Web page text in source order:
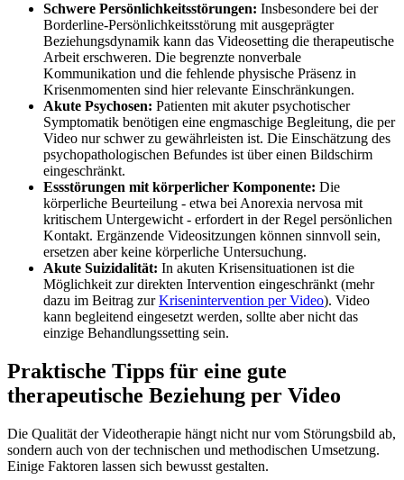
Schwere Persönlichkeitsstörungen: Insbesondere bei der
Borderline-Persönlichkeitsstörung mit ausgeprägter
Beziehungsdynamik kann das Videosetting die therapeutische
Arbeit erschweren. Die begrenzte nonverbale
Kommunikation und die fehlende physische Präsenz in
Krisenmomenten sind hier relevante Einschränkungen.
Akute Psychosen: Patienten mit akuter psychotischer
Symptomatik benötigen eine engmaschige Begleitung, die per
Video nur schwer zu gewährleisten ist. Die Einschätzung des
psychopathologischen Befundes ist über einen Bildschirm
eingeschränkt.
Essstörungen mit körperlicher Komponente: Die
körperliche Beurteilung - etwa bei Anorexia nervosa mit
kritischem Untergewicht - erfordert in der Regel persönlichen
Kontakt. Ergänzende Videositzungen können sinnvoll sein,
ersetzen aber keine körperliche Untersuchung.
Akute Suizidalität: In akuten Krisensituationen ist die
Möglichkeit zur direkten Intervention eingeschränkt (mehr
dazu im Beitrag zurKrisenintervention per Video). Video
kann begleitend eingesetzt werden, sollte aber nicht das
einzige Behandlungssetting sein.
Praktische Tipps für eine gute
therapeutische Beziehung per Video
Die Qualität der Videotherapie hängt nicht nur vom Störungsbild ab,
sondern auch von der technischen und methodischen Umsetzung.
Einige Faktoren lassen sich bewusst gestalten.